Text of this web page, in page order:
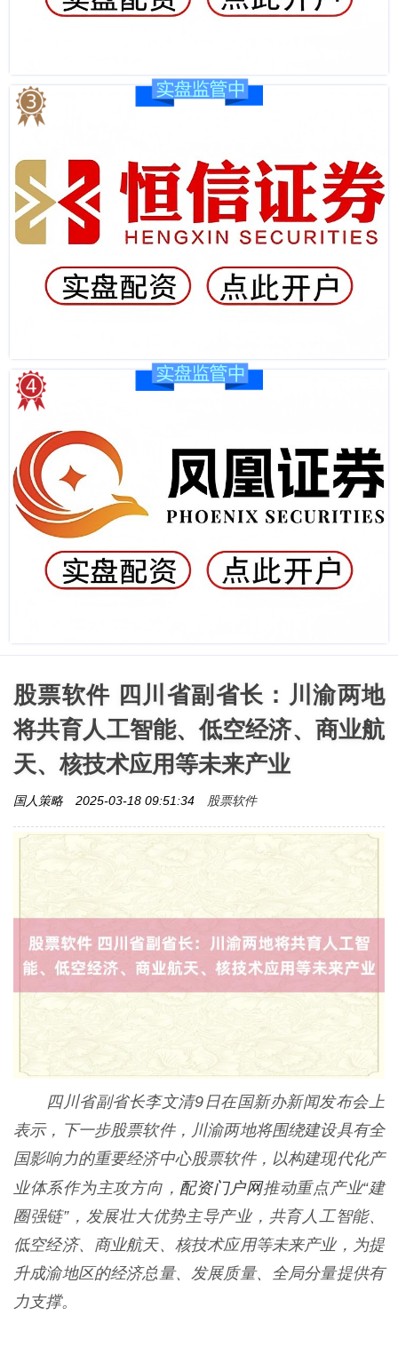
股票软件 四川省副省长：川渝两地
将共育人工智能、低空经济、商业航
天、核技术应用等未来产业
国人策略 2025-03-18 09:51:34 股票软件
四川省副省长李文清9日在国新办新闻发布会上
表示，下一步股票软件，川渝两地将围绕建设具有全
国影响力的重要经济中心股票软件，以构建现代化产
业体系作为主攻方向， 配资门户网推动重点产业“建
圈强链”，发展壮大优势主导产业，共育人工智能、
低空经济、商业航天、核技术应用等未来产业，为提
升成渝地区的经济总量、发展质量、全局分量提供有
力支撑。